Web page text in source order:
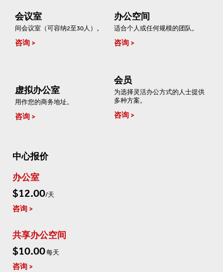
会议室
间会议室（可容纳2至30人）。
咨询
办公空间
适合个人或任何规模的团队。
咨询
虚拟办公室
用作您的商务地址。
咨询
会员
为选择灵活办公方式的人士提供
多种方案。
咨询
中心报价
办公室
$12.00/天
咨询
共享办公空间
$10.00每天
咨询